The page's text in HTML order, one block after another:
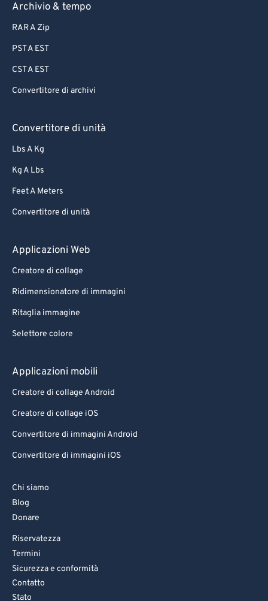
Archivio & tempo
RAR A Zip
PST A EST
CST A EST
Convertitore di archivi
Convertitore di unità
Lbs A Kg
Kg A Lbs
Feet A Meters
Convertitore di unità
Applicazioni Web
Creatore di collage
Ridimensionatore di immagini
Ritaglia immagine
Selettore colore
Applicazioni mobili
Creatore di collage Android
Creatore di collage iOS
Convertitore di immagini Android
Convertitore di immagini iOS
Chi siamo
Blog
Donare
Riservatezza
Termini
Sicurezza e conformità
Contatto
Stato